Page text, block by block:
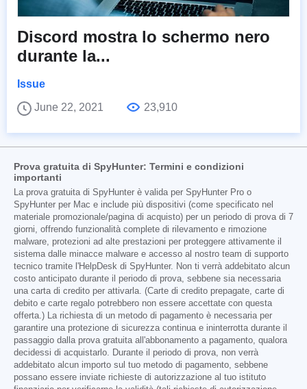
Discord mostra lo schermo nero
durante la...
Issue
June 22, 2021
23,910
Prova gratuita di SpyHunter: Termini e condizioni
importanti
La prova gratuita di SpyHunter è valida per SpyHunter Pro o
SpyHunter per Mac e include più dispositivi (come specificato nel
materiale promozionale/pagina di acquisto) per un periodo di prova di 7
giorni, offrendo funzionalità complete di rilevamento e rimozione
malware, protezioni ad alte prestazioni per proteggere attivamente il
sistema dalle minacce malware e accesso al nostro team di supporto
tecnico tramite l'HelpDesk di SpyHunter. Non ti verrà addebitato alcun
costo anticipato durante il periodo di prova, sebbene sia necessaria
una carta di credito per attivarla. (Carte di credito prepagate, carte di
debito e carte regalo potrebbero non essere accettate con questa
offerta.) La richiesta di un metodo di pagamento è necessaria per
garantire una protezione di sicurezza continua e ininterrotta durante il
passaggio dalla prova gratuita all'abbonamento a pagamento, qualora
decidessi di acquistarlo. Durante il periodo di prova, non verrà
addebitato alcun importo sul tuo metodo di pagamento, sebbene
possano essere inviate richieste di autorizzazione al tuo istituto